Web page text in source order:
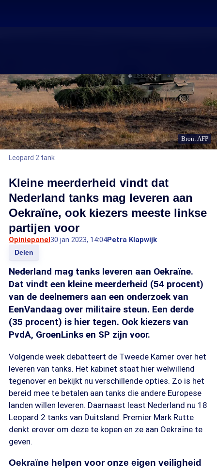
Bron: AFP
Leopard 2 tank
Kleine meerderheid vindt dat
Nederland tanks mag leveren aan
Oekraïne, ook kiezers meeste linkse
partijen voor
Opiniepanel30 jan 2023, 14:04Petra Klapwijk
Delen
Nederland mag tanks leveren aan Oekraïne.
Dat vindt een kleine meerderheid (54 procent)
van de deelnemers aan een onderzoek van
EenVandaag over militaire steun. Een derde
(35 procent) is hier tegen. Ook kiezers van
PvdA, GroenLinks en SP zijn voor.
Volgende week debatteert de Tweede Kamer over het
leveren van tanks. Het kabinet staat hier welwillend
tegenover en bekijkt nu verschillende opties. Zo is het
bereid mee te betalen aan tanks die andere Europese
landen willen leveren. Daarnaast least Nederland nu 18
Leopard 2 tanks van Duitsland. Premier Mark Rutte
denkt erover om deze te kopen en ze aan Oekraïne te
geven.
Oekraïne helpen voor onze eigen veiligheid